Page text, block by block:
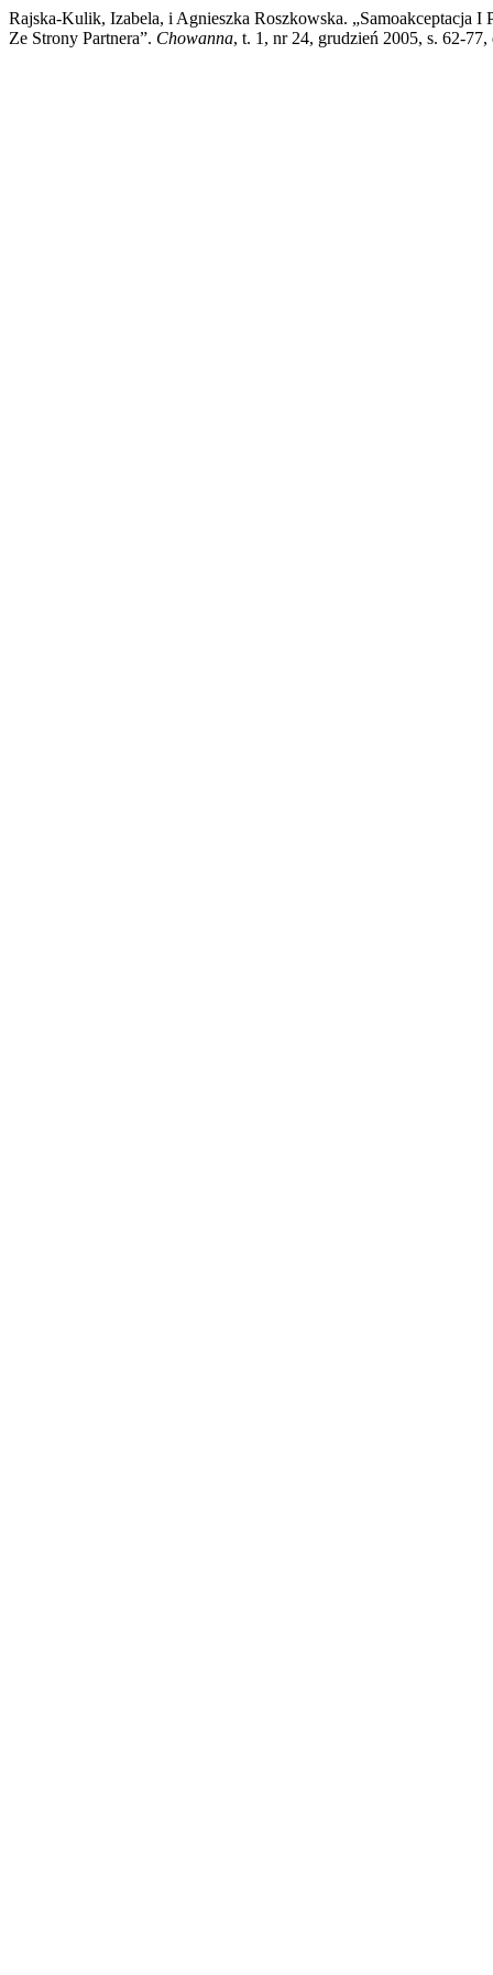
Rajska-Kulik, Izabela, i Agnieszka Roszkowska. „Samoakceptacja
Ze Strony Partnera”. Chowanna, t. 1, nr 24, grudzień 2005, s. 62-